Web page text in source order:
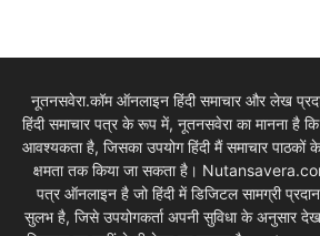
नूतनसवेरा.कॉम ऑनलाइन हिंदी समाचार और लेख
हिंदी समाचार पत्र के रूप में, नूतनसवेरा का मानना है
आवश्यकता है, जिसका उपयोग हिंदी मैं समाचार पाठकों
क्षमता तक किया जा सकता है।
पत्र ऑनलाइन है जो हिंदी में डिजिटल सामग्री
सुलभ है, जिसे उपयोगकर्ता अपनी सुविधा के अनुसार